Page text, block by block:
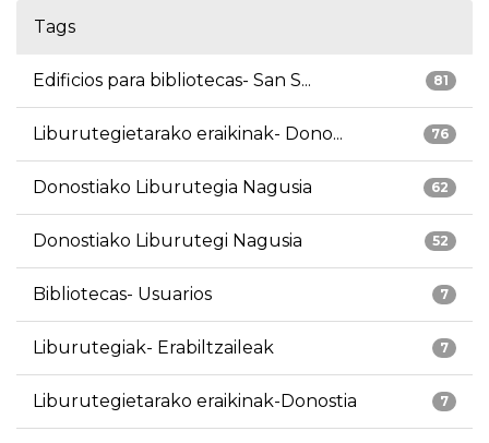
Tags
81
Edificios para bibliotecas- San S...
76
Liburutegietarako eraikinak- Dono...
62
Donostiako Liburutegia Nagusia
52
Donostiako Liburutegi Nagusia
7
Bibliotecas- Usuarios
7
Liburutegiak- Erabiltzaileak
7
Liburutegietarako eraikinak-Donostia